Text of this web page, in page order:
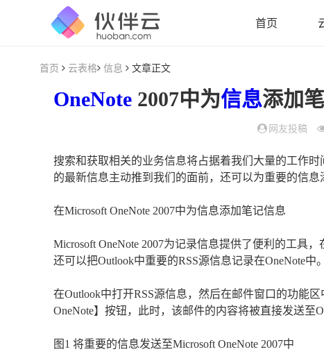
首页
首页 云表格 信息 文章正文
OneNote 2007中为信息添加
网友投稿
搜索和获取相关的业务信息将占据着我们大量的工作时
的最新信息主动推到我们的面前，还可以为重要的信息
在Microsoft OneNote 2007中为信息添加笔记信息
Microsoft OneNote 2007为记录信息提供了便利的工具
还可以把Outlook中重要的RSS源信息记录在OneNote中。
在Outlook中打开RSS源信息，然后在邮件窗口的功能
OneNote】按钮，此时，该邮件的内容将被直接发送至
图1 将重要的信息发送至Microsoft OneNote 2007中